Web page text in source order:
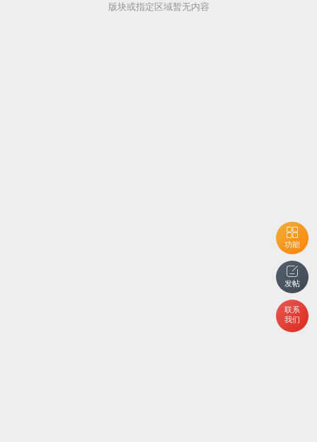
功能
发帖
联系
我们
版块或指定区域暂无内容